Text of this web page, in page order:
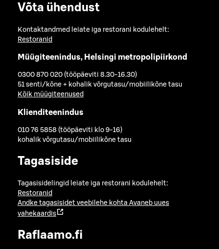
Võta ühendust
Kontaktandmed leiate iga restorani kodulehelt:
Restoranid
Müügiteenindus, Helsingi metropolipiirkond
0300 870 020 (tööpäeviti 8.30-16.30)
51 senti/kõne + kohalik võrgutasu/mobiilikõne tasu
Kõik müügiteenused
Klienditeenindus
010 76 5858 (tööpäeviti klo 9-16)
kohalik võrgutasu/mobiilikõne tasu
Tagasiside
Tagasisidelingid leiate iga restorani kodulehelt:
Restoranid
Andke tagasisidet veebilehe kohta Avaneb uues
vahekaardis
Raflaamo.fi